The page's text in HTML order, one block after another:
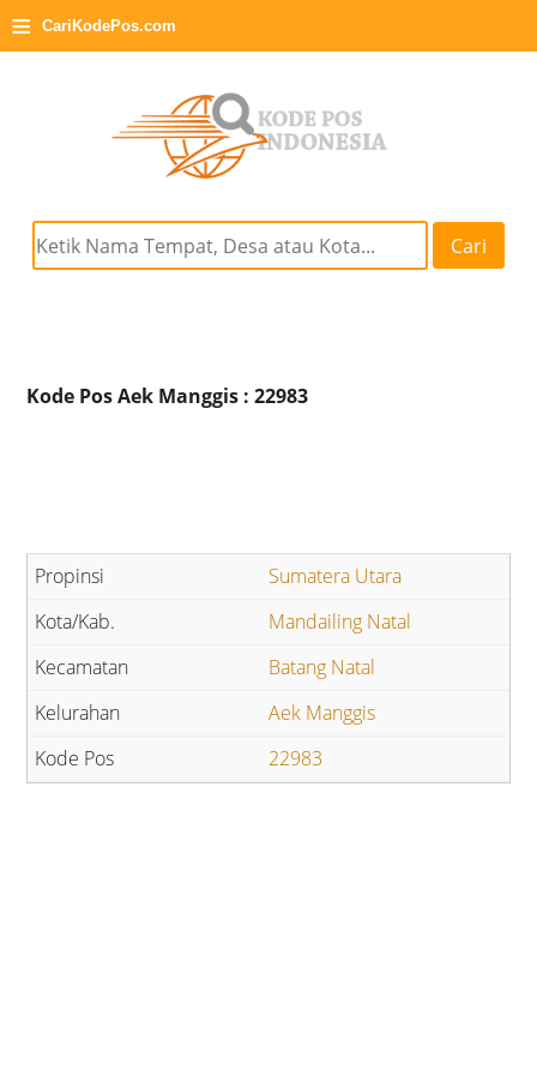
≡ CariKodePos.com
Cari
Kode Pos Aek Manggis : 22983
Sumatera Utara
Mandailing Natal
Batang Natal
Aek Manggis
22983